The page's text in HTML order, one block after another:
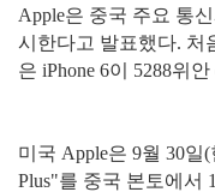
Apple은 중국 주요 통
시한다고 발표했다. 처
은 iPhone 6이 5288위
미국 Apple은 9월 30일
Plus"를 중국 본토에서